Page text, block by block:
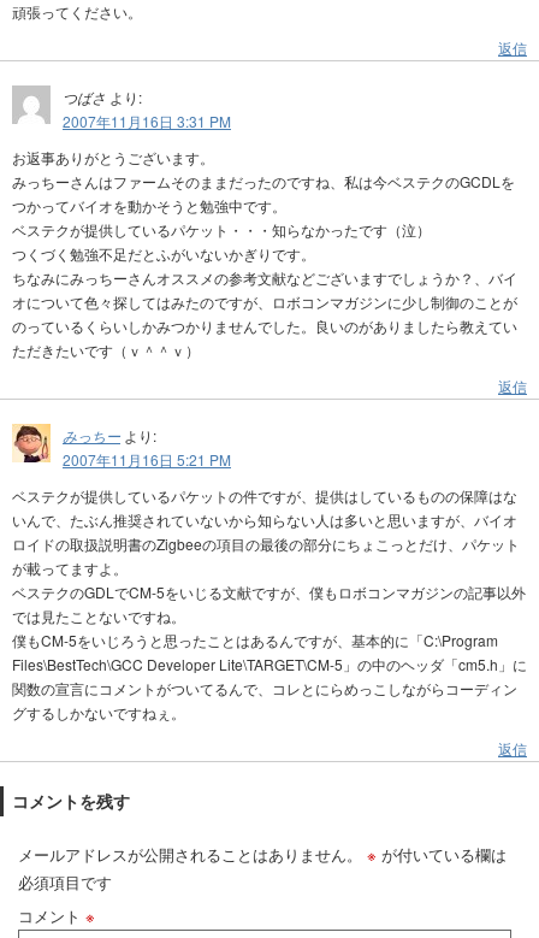
頑張ってください。
返信
つばさ より:
2007年11月16日 3:31 PM
お返事ありがとうございます。
みっちーさんはファームそのままだったのですね、私は今ベステクのGCDLを
つかってバイオを動かそうと勉強中です。
ベステクが提供しているパケット・・・知らなかったです（泣）
つくづく勉強不足だとふがいないかぎりです。
ちなみにみっちーさんオススメの参考文献などございますでしょうか？、バイ
オについて色々探してはみたのですが、ロボコンマガジンに少し制御のことが
のっているくらいしかみつかりませんでした。良いのがありましたら教えてい
ただきたいです（ｖ＾＾ｖ）
返信
みっちー より:
2007年11月16日 5:21 PM
ベステクが提供しているパケットの件ですが、提供はしているものの保障はな
いんで、たぶん推奨されていないから知らない人は多いと思いますが、バイオ
ロイドの取扱説明書のZigbeeの項目の最後の部分にちょこっとだけ、パケット
が載ってますよ。
ベステクのGDLでCM-5をいじる文献ですが、僕もロボコンマガジンの記事以外
では見たことないですね。
僕もCM-5をいじろうと思ったことはあるんですが、基本的に「C:\Program
Files\BestTech\GCC Developer Lite\TARGET\CM-5」の中のヘッダ「cm5.h」に
関数の宣言にコメントがついてるんで、コレとにらめっこしながらコーディン
グするしかないですねぇ。
返信
コメントを残す
メールアドレスが公開されることはありません。 ※ が付いている欄は
必須項目です
コメント ※